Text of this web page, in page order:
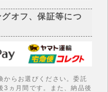
オフ、保証等につ
からお選びください。委託
3ヵ月間です。また、納品後